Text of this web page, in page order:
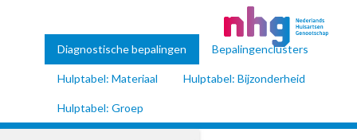
Diagnostische bepalingen Bepalingenclusters
Hulptabel: Materiaal Hulptabel: Bijzonderheid
Hulptabel: Groep